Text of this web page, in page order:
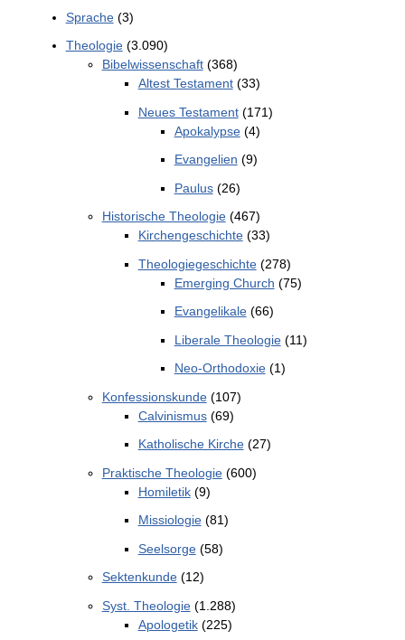
Sprache(3)
Theologie(3.090)
Bibelwissenschaft(368)
Altest Testament(33)
Neues Testament(171)
Apokalypse(4)
Evangelien (9)
Paulus(26)
Historische Theologie(467)
Kirchengeschichte(33)
Theologiegeschichte(278)
Emerging Church (75)
Evangelikale(66)
Liberale Theologie(11)
Neo-Orthodoxie(1)
Konfessionskunde(107)
Calvinismus(69)
Katholische Kirche(27)
Praktische Theologie(600)
Homiletik(9)
Missiologie(81)
Seelsorge(58)
Sektenkunde(12)
Syst. Theologie(1.288)
Apologetik(225)